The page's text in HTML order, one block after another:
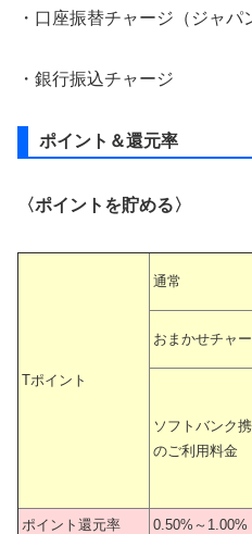
・口座振替チャージ（ジャパ
・銀行振込チャージ
ポイント＆還元率
〈ポイントを貯める〉
Tポイント
通常
おまかせチャ
ソフトバンク
のご利用料金
ポイント還元率
0.50%～1.00%